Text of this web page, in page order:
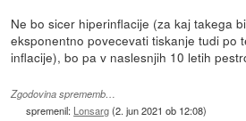
Ne bo sicer hiperinflacije (za kaj takega
eksponentno povecevati tiskanje tudi po
inflacije), bo pa v naslesnjih 10 letih
Zgodovina sprememb…
spremenil: Lonsarg(2. jun 2021 ob 12:08)